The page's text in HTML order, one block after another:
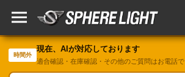
時間外
現在、AIが対応しております
適合確認・在庫確認・その他のご質問はお電話で